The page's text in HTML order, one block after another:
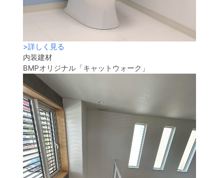
>詳しく見る
内装建材
BMPオリジナル「キャットウォーク」